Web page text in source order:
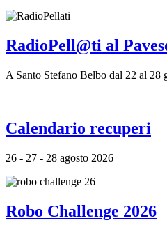
RadioPell@ti al
A Santo Stefano Belbo dal 22 al 28
Calendario recuperi
26 - 27 - 28 agosto 2026
Robo Challenge 2026